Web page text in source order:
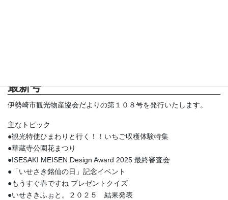
最新号
伊勢崎市観光物産協会だよりの第１０８号を発行いたします。
主なトピック
●観光特使ひまわりと行く！！いちご収穫体験特集
●華蔵寺公園花まつり
●ISESAKI MEISEN Design Award 2025 最終審査会
●「いせさき銘仙の日」記念イベント
●もうすぐ春ですね プレゼントクイズ
●いせさきふぉと。２０２５ 結果発表